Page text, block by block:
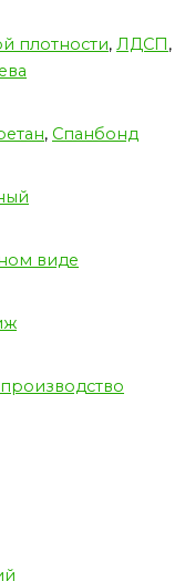
плотности, ЛДСП ,
, Спанбонд
виде